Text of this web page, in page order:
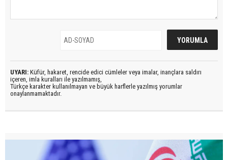
UYARI: Küfür, hakaret, rencide edici cümleler veya imalar, inançlara saldırı
içeren, imla kuralları ile yazılmamış,
Türkçe karakter kullanılmayan ve büyük harflerle yazılmış yorumlar
onaylanmamaktadır.